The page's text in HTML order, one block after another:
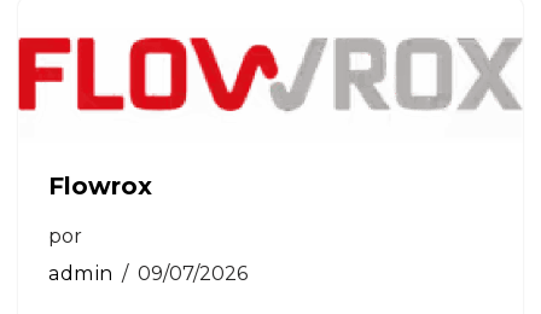
Flowrox
por
admin
09/07/2026